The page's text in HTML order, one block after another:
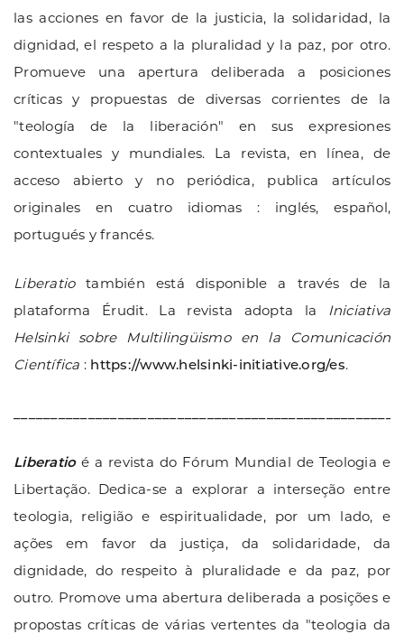
las acciones en favor de la justicia, la solidaridad, la
dignidad, el respeto a la pluralidad y la paz, por otro.
Promueve una apertura deliberada a posiciones
críticas y propuestas de diversas corrientes de la
"teología de la liberación" en sus expresiones
contextuales y mundiales. La revista, en línea, de
acceso abierto y no periódica, publica artículos
originales en cuatro idiomas : inglés, español,
portugués y francés.
Liberatiotambién está disponible a través de la
plataforma Érudit. La revista adopta la Iniciativa
Helsinki sobre Multilingüismo en la Comunicación
Científica : https://www.helsinki-initiative.org/es.
Liberatioé a revista do Fórum Mundial de Teologia e
Libertação. Dedica-se a explorar a interseção entre
teologia, religião e espiritualidade, por um lado, e
ações em favor da justiça, da solidaridade, da
dignidade, do respeito à pluralidade e da paz, por
outro. Promove uma abertura deliberada a posições e
propostas críticas de várias vertentes da "teologia da